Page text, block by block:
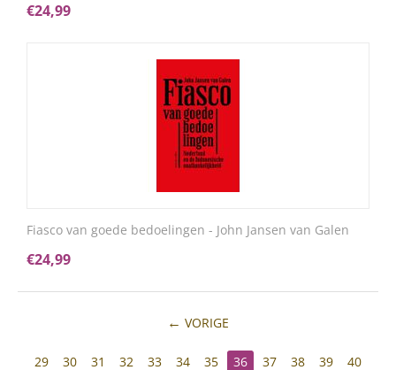
€24,99
Fiasco van goede bedoelingen - John Jansen van Galen
€24,99
VORIGE
29 30 31 32 33 34 35 36 37 38 39 40